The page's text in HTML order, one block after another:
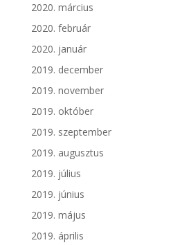
2020. március
2020. február
2020. január
2019. december
2019. november
2019. október
2019. szeptember
2019. augusztus
2019. július
2019. június
2019. május
2019. április